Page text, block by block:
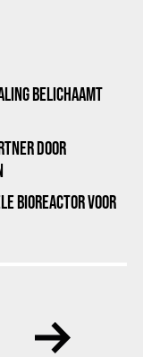
BELICHAAMT
DOOR
BIOREACTOR VOOR